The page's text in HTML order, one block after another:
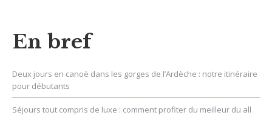
En bref
Deux jours en canoë dans les gorges de l’Ardèche : notre itinéraire
pour débutants
Séjours tout compris de luxe : comment profiter du meilleur du all